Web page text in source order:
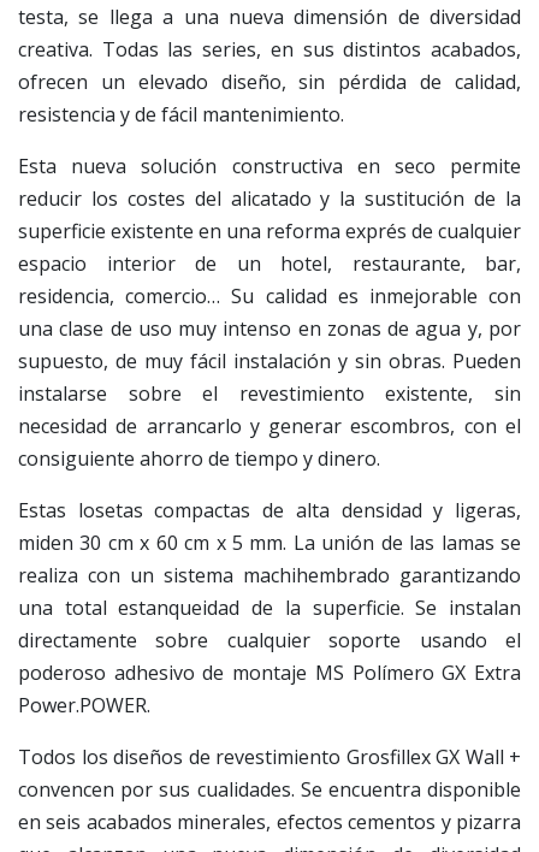
testa, se llega a una nueva dimensión de diversidad
creativa. Todas las series, en sus distintos acabados,
ofrecen un elevado diseño, sin pérdida de calidad,
resistencia y de fácil mantenimiento.
Esta nueva solución constructiva en seco permite
reducir los costes del alicatado y la sustitución de la
superficie existente en una reforma exprés de cualquier
espacio interior de un hotel, restaurante, bar,
residencia, comercio… Su calidad es inmejorable con
una clase de uso muy intenso en zonas de agua y, por
supuesto, de muy fácil instalación y sin obras. Pueden
instalarse sobre el revestimiento existente, sin
necesidad de arrancarlo y generar escombros, con el
consiguiente ahorro de tiempo y dinero.
Estas losetas compactas de alta densidad y ligeras,
miden 30 cm x 60 cm x 5 mm. La unión de las lamas se
realiza con un sistema machihembrado garantizando
una total estanqueidad de la superficie. Se instalan
directamente sobre cualquier soporte usando el
poderoso adhesivo de montaje MS Polímero GX Extra
Power.POWER.
Todos los diseños de revestimiento Grosfillex GX Wall +
convencen por sus cualidades. Se encuentra disponible
en seis acabados minerales, efectos cementos y pizarra